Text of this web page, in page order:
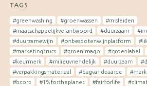
TAGS
#greenwashing #groenwassen
#misleiden
#maatschappelijkverantwoord
#duurzaam
#duurzamewijn
#onbespotenwijnplatform
#marketingtrucs
#groenimago #groenlabel
#keurmerk
#milieuvriendelijk #duurzaam
#verpakkingsmateriaal
#dagvandeaarde
#bcorp
#1%fortheplanet #fairforlife